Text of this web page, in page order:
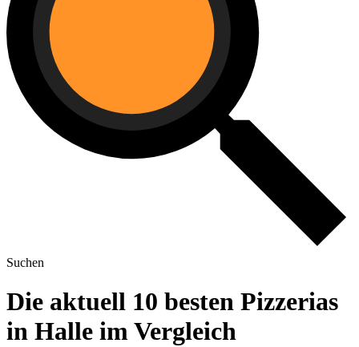
Suchen
Die aktuell 10 besten Pizzerias
in Halle im Vergleich